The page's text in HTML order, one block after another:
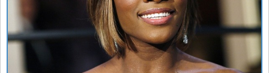
КЛУБОВЕ
БЛОГ
Спорт&Фитнес
Други